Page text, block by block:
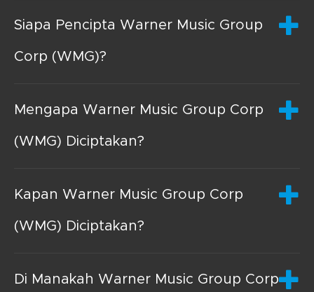
Siapa Pencipta Warner Music Group
Corp (WMG)?
Mengapa Warner Music Group Corp
(WMG) Diciptakan?
Kapan Warner Music Group Corp
(WMG) Diciptakan?
Di Manakah Warner Music Group Corp